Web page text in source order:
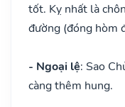
tốt. Kỵ nhất là
đường (đóng hòm
- Ngoại lệ: Sao
càng thêm hung.